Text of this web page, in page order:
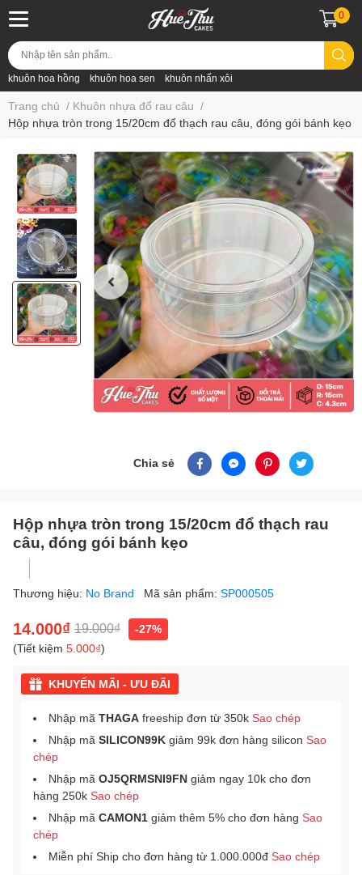
khuôn hoa hồng khuôn hoa sen khuôn nhấn xôi
0
Trang chủ / Khuôn nhựa đổ rau câu /
Hộp nhựa tròn trong 15/20cm đổ thạch rau câu, đóng gói bánh kẹo
Chia sẻ
Hộp nhựa tròn trong 15/20cm đổ thạch rau
câu, đóng gói bánh kẹo
Thương hiệu: No Brand Mã sản phẩm: SP000505
14.000₫ 19.000₫
-27%
(Tiết kiệm 5.000₫)
KHUYẾN MÃI - ƯU ĐÃI
Nhập mã THAGA freeship đơn từ 350k Sao chép
Nhập mã SILICON99K giảm 99k đơn hàng silicon Sao
chép
Nhập mã OJ5QRMSNI9FN giảm ngay 10k cho đơn
hàng 250k Sao chép
Nhập mã CAMON1 giảm thêm 5% cho đơn hàng Sao
chép
Miễn phí Ship cho đơn hàng từ 1.000.000đ Sao chép